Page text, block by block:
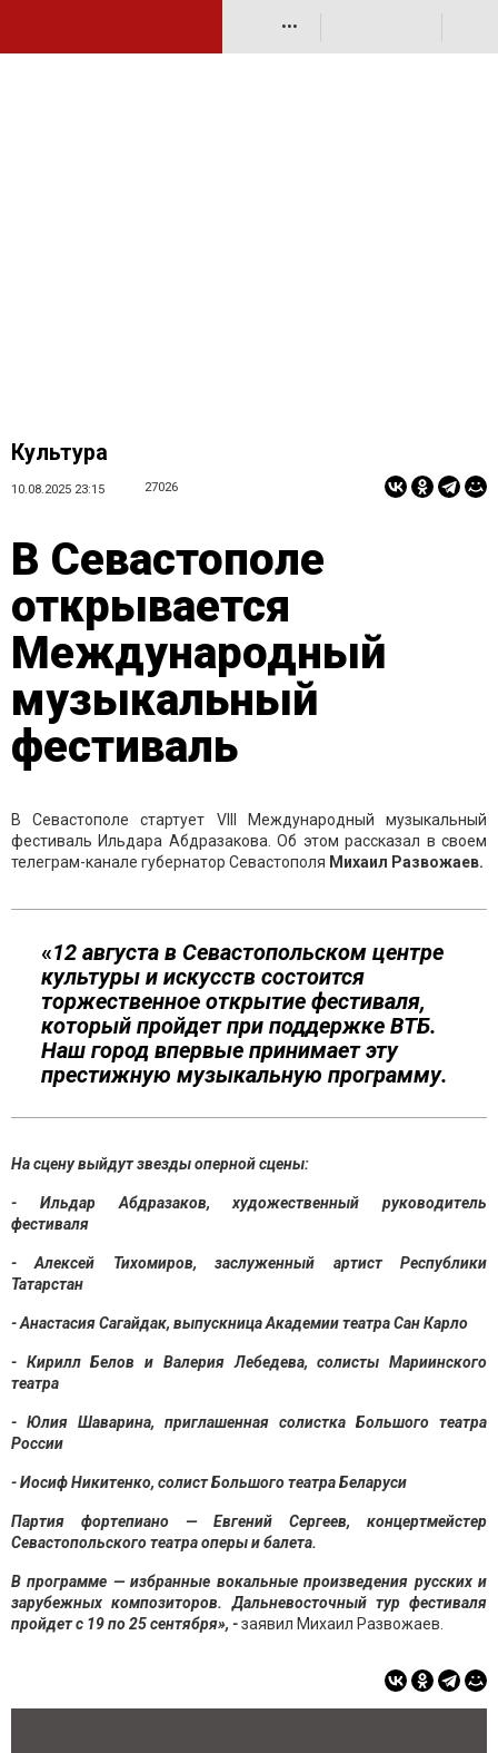
•••
Культура
10.08.2025 23:15 27026
В Севастополе
открывается
Международный
музыкальный
фестиваль
В Севастополе стартует VIII Международный музыкальный
фестиваль Ильдара Абдразакова. Об этом рассказал в своем
телеграм-канале губернатор Севастополя Михаил Развожаев.
«12 августа в Севастопольском центре
культуры и искусств состоится
торжественное открытие фестиваля,
который пройдет при поддержке ВТБ.
Наш город впервые принимает эту
престижную музыкальную программу.
На сцену выйдут звезды оперной сцены:
- Ильдар Абдразаков, художественный руководитель
фестиваля
- Алексей Тихомиров, заслуженный артист Республики
Татарстан
- Анастасия Сагайдак, выпускница Академии театра Сан Карло
- Кирилл Белов и Валерия Лебедева, солисты Мариинского
театра
- Юлия Шаварина, приглашенная солистка Большого театра
России
- Иосиф Никитенко, солист Большого театра Беларуси
Партия фортепиано — Евгений Сергеев, концертмейстер
Севастопольского театра оперы и балета.
В программе — избранные вокальные произведения русских и
зарубежных композиторов. Дальневосточный тур фестиваля
пройдет с 19 по 25 сентября», -заявил Михаил Развожаев.